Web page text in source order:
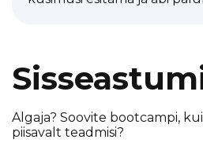
Algaja? Soovite bootcampi,
piisavalt teadmisi?